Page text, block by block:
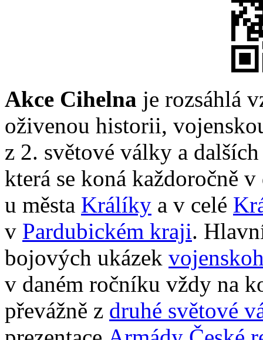
Akce Cihelna je rozsáhlá
oživenou historii,
z 2. světové války a
která se koná každoročně
u města Králíky a v celé
v Pardubickém kraji.
bojových ukázek
v daném ročníku vždy na
převážně z druhé světové